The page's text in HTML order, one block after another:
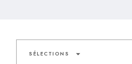
SÉLECTIONS arrow_drop_down